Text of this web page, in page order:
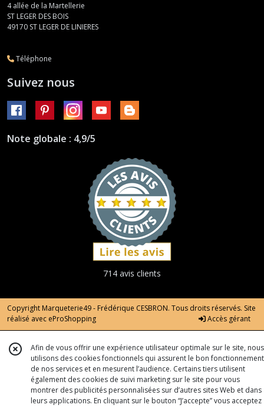
4 allée de la Martellerie
ST LEGER DES BOIS
49170 ST LEGER DE LINIERES
Téléphone
Suivez nous
Note globale : 4,9/5
714 avis clients
Copyright Marqueterie49 - Frédérique CESBRON. Tous droits réservés. Site
réalisé avec eProShopping Accès gérant
Afin de vous offrir une expérience utilisateur optimale sur le site, nous
utilisons des cookies fonctionnels qui assurent le bon fonctionnement
de nos services et en mesurent l’audience. Certains tiers utilisent
également des cookies de suivi marketing sur le site pour vous
montrer des publicités personnalisées sur d’autres sites Web et dans
leurs applications. En cliquant sur le bouton “J’accepte” vous acceptez